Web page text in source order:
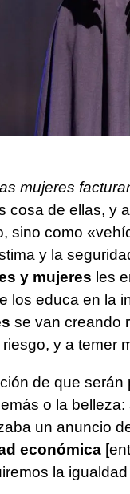
mujeres
cosa de ellas, y
sino como
y la
y mujeres les
los educa en la
se van creando
y a temer
de que
o la belleza:
un anuncio
económica
la